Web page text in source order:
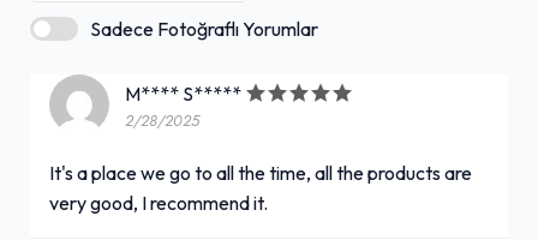
Sadece Fotoğraflı Yorumlar
M**** S*****
2/28/2025
It's a place we go to all the time, all the products are
very good, I recommend it.